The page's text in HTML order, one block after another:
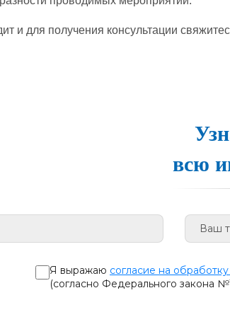
и для получения консультации
всю
Я выражаю согласие на
(согласно Федерального закона